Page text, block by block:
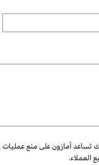
تساعد أمازون على منع
العملاء.